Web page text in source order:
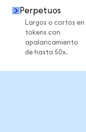
Perpetuos
Largos o cortos en
tokens con
apalancamiento
de hasta 50x.